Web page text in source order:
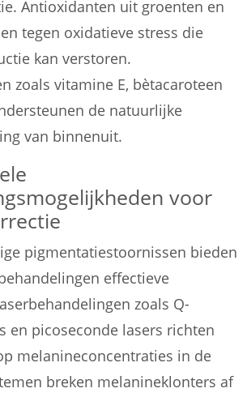
Antioxidanten uit groenten en
tegen oxidatieve stress die
kan verstoren.
zoals vitamine E, bètacaroteen
de natuurlijke
van binnenuit.
voor
pigmentatiestoornissen bieden
effectieve
zoals Q-
en picoseconde lasers richten
melanineconcentraties in de
breken melanineklonters af